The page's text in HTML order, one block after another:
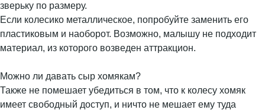
зверьку по размеру.
Если колесико металлическое, попробуйте заменить его
пластиковым и наоборот. Возможно, малышу не подходит
материал, из которого возведен аттракцион.
Можно ли давать сыр хомякам?
Также не помешает убедиться в том, что к колесу хомяк
имеет свободный доступ, и ничто не мешает ему туда